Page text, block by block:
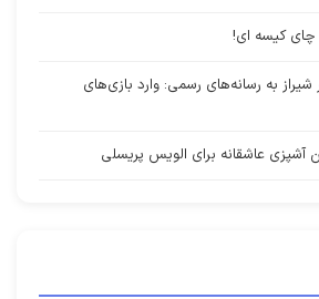
چای کیسه ای!
به رسانه‌های رسمی: وارد بازی‌های
آشپزی عاشقانه برای الویس پریسلی